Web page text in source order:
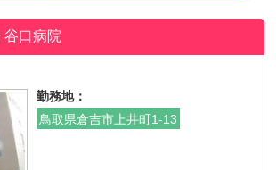
谷口病院
勤務地：
鳥取県倉吉市上井町1-13